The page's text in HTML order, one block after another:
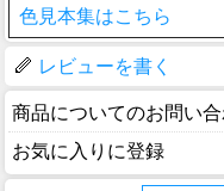
色見本集はこちら
レビューを書く
商品についてのお問い
お気に入りに登録